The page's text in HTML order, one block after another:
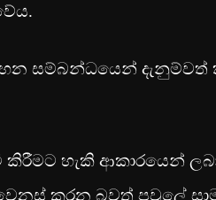
සම්බන්ධයෙන් දැනුම්වත්
හැකි ආකාරයෙන්
කරන බවත් පවුලේ